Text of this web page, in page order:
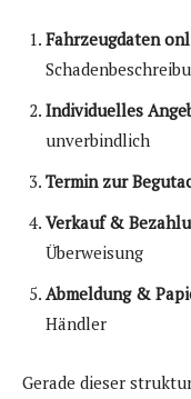
Fahrzeugdaten
Individuelles
unverbindlich
Termin zur
Verkauf &
Überweisung
Abmeldung &
Händler
Gerade dieser